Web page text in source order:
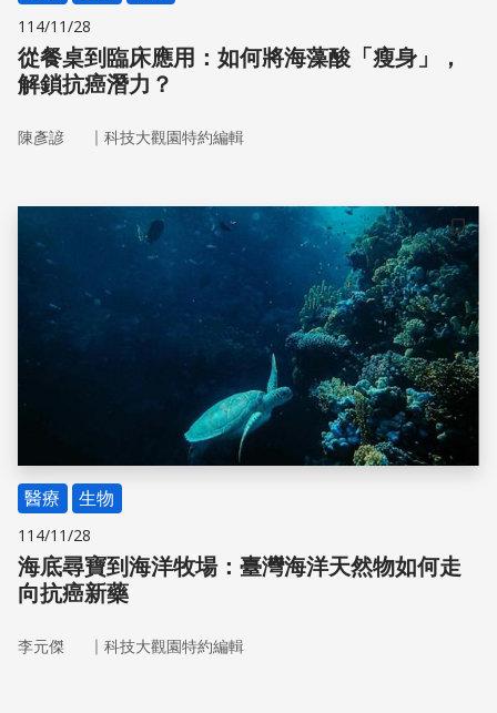
114/11/28
從餐桌到臨床應用：如何將海藻酸「瘦身」，
解鎖抗癌潛力？
陳彥諺 ｜ 科技大觀園特約編輯
儲存
醫療 生物
114/11/28
海底尋寶到海洋牧場：臺灣海洋天然物如何走
向抗癌新藥
李元傑 ｜ 科技大觀園特約編輯